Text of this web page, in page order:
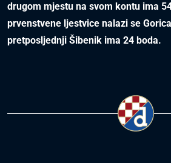
drugom mjestu na svom kontu ima
prvenstvene ljestvice nalazi se
pretposljednji Šibenik ima 24 boda.